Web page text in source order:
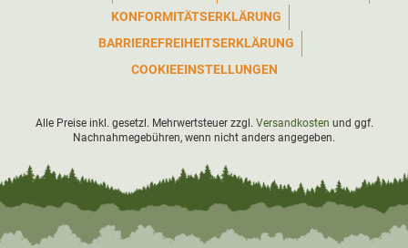
KONFORMITÄTSERKLÄRUNG
BARRIEREFREIHEITSERKLÄRUNG
COOKIEEINSTELLUNGEN
Alle Preise inkl. gesetzl. Mehrwertsteuer zzgl. Versandkosten und ggf.
Nachnahmegebühren, wenn nicht anders angegeben.